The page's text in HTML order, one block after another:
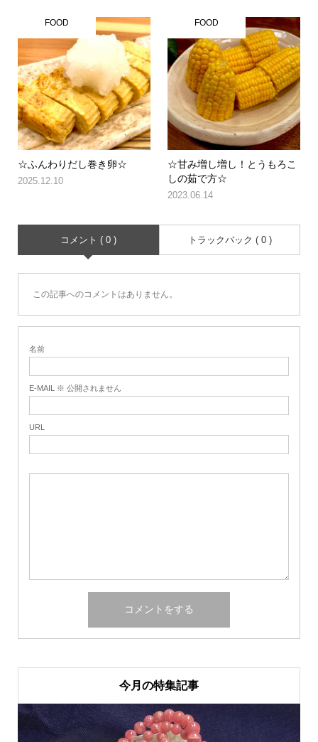
FOOD
☆ふんわりだし巻き卵☆
2025.12.10
FOOD
☆甘み増し増し！とうもろこ
しの茹で方☆
2023.06.14
コメント ( 0 ) トラックバック ( 0 )
この記事へのコメントはありません。
名前
E-MAIL ※ 公開されません
URL
今月の特集記事